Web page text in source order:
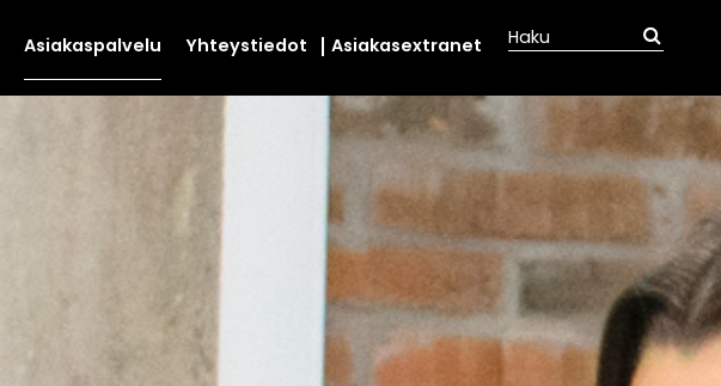
Asiakaspalvelu Yhteystiedot Asiakasextranet